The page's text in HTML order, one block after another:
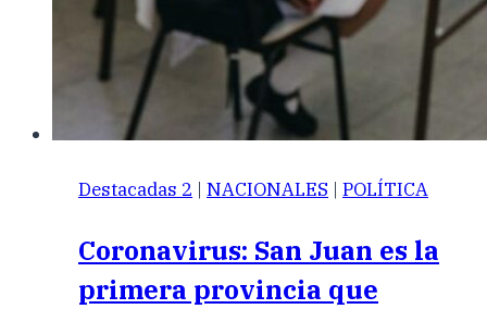
Destacadas 2 | NACIONALES | POLÍTICA
Coronavirus: San Juan es la
primera provincia que